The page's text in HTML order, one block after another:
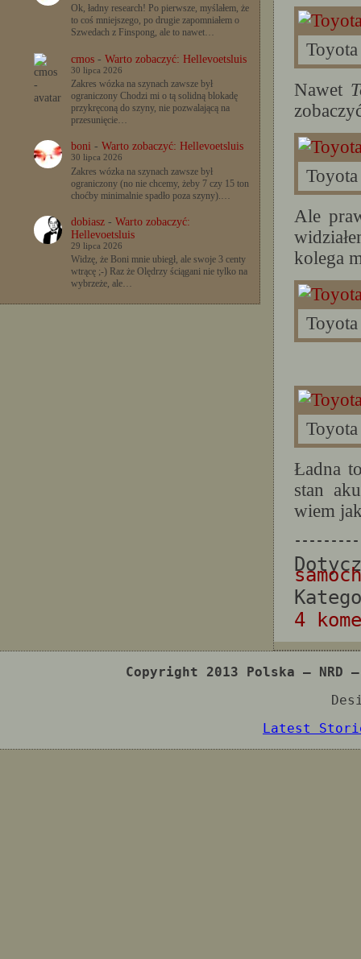
Ok, ładny research! Po pierwsze, myślałem, że
to coś mniejszego, po drugie zapomniałem o
Szwedach z Finspong, ale to nawet…
cmos- Warto zobaczyć: Hellevoetsluis
30 lipca 2026
Zakres wózka na szynach zawsze był
ograniczony Chodzi mi o tą solidną blokadę
przykręconą do szyny, nie pozwalającą na
przesunięcie…
boni- Warto zobaczyć: Hellevoetsluis
30 lipca 2026
Zakres wózka na szynach zawsze był
ograniczony (no nie chcemy, żeby 7 czy 15 ton
choćby minimalnie spadło poza szyny).…
dobiasz- Warto zobaczyć:
Hellevoetsluis
29 lipca 2026
Widzę, że Boni mnie ubiegł, ale swoje 3 centy
wtrącę ;-) Raz że Olędrzy ściągani nie tylko na
wybrzeże, ale…
Nawet
Ale
kolega
Ładna
stan
wiem
4
Copyright 2013 Polska –
Latest